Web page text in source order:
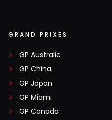
GRAND PRIXES
GP Australië
GP China
GP Japan
GP Miami
GP Canada